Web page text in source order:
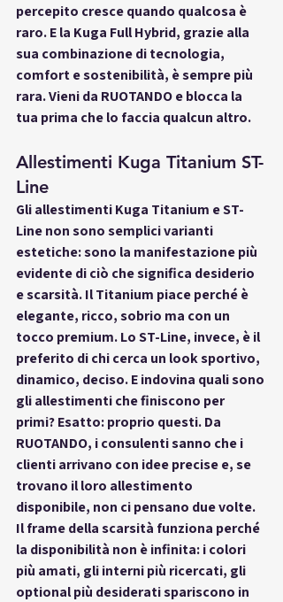
percepito cresce quando qualcosa è
raro. E la Kuga Full Hybrid, grazie alla
sua combinazione di tecnologia,
comfort e sostenibilità, è sempre più
rara. Vieni da RUOTANDO e blocca la
tua prima che lo faccia qualcun altro.
Allestimenti Kuga Titanium ST-
Line
Gli allestimenti Kuga Titanium e ST-
Line non sono semplici varianti
estetiche: sono la manifestazione più
evidente di ciò che significa desiderio
e scarsità. Il Titanium piace perché è
elegante, ricco, sobrio ma con un
tocco premium. Lo ST-Line, invece, è il
preferito di chi cerca un look sportivo,
dinamico, deciso. E indovina quali sono
gli allestimenti che finiscono per
primi? Esatto: proprio questi. Da
RUOTANDO, i consulenti sanno che i
clienti arrivano con idee precise e, se
trovano il loro allestimento
disponibile, non ci pensano due volte.
Il frame della scarsità funziona perché
la disponibilità non è infinita: i colori
più amati, gli interni più ricercati, gli
optional più desiderati spariscono in